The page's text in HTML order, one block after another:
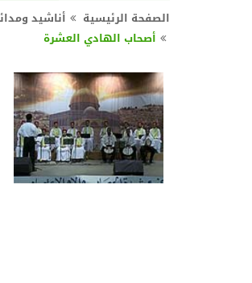
الصفحة الرئيسية أناشيد
أصحاب الهادي العشرة